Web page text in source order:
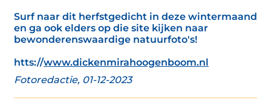
Surf naar dit herfstgedicht in deze wintermaand
en ga ook elders op die site kijken naar
bewonderenswaardige natuurfoto's!
htts://www.dickenmirahoogenboom.nl
Fotoredactie, 01-12-2023